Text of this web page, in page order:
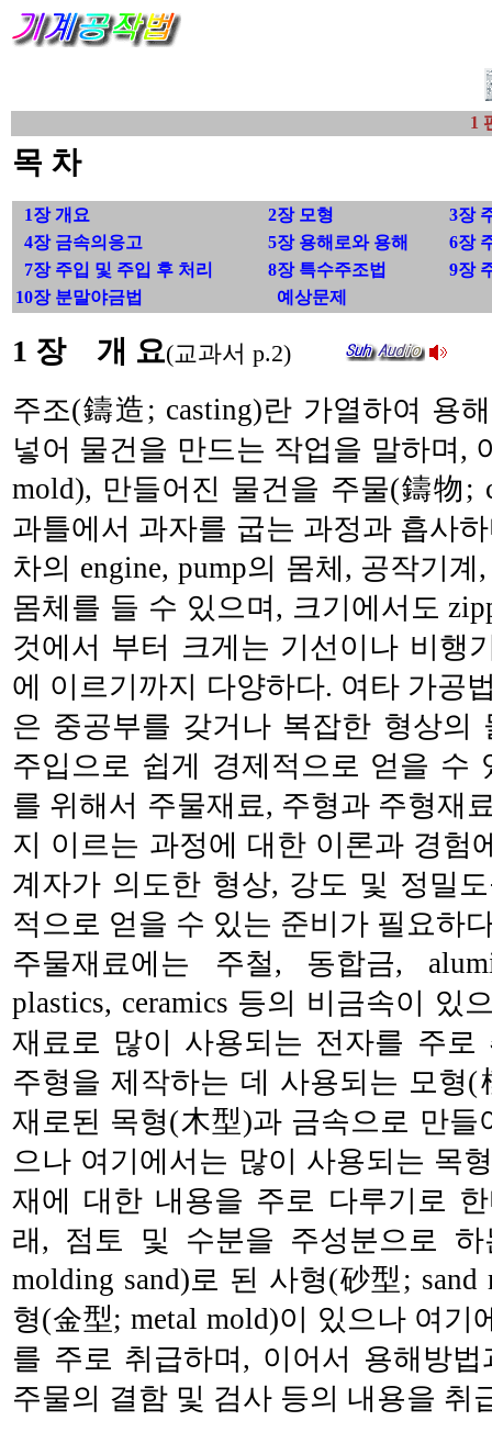
1
목 차
1장 개요 2장 모형
3장
4장 금속의응고
5장 용해로와 용해
6장
7장 주입 및 주입 후 처리
8장 특수주조법
9장
10장 분말야금법
예상문제
1 장 개 요(교과서 p.2)
주조(鑄造; casting)란 가열하여 용
넣어 물건을 만드는 작업을 말하며,
mold), 만들어진 물건을 주물(鑄物;
과틀에서 과자를 굽는 과정과 흡사
차의 engine, pump의 몸체, 공작기
몸체를 들 수 있으며, 크기에서도
것에서 부터 크게는 기선이나 비행
에 이르기까지 다양하다. 여타 가공
은 중공부를 갖거나 복잡한 형상의
주입으로 쉽게 경제적으로 얻을 수
를 위해서 주물재료, 주형과 주형재
지 이르는 과정에 대한 이론과 경험
계자가 의도한 형상, 강도 및 정밀
적으로 얻을 수 있는 준비가 필요하
주물재료에는 주철, 동합금,
plastics, ceramics 등의 비금속이 있
재료로 많이 사용되는 전자를 주로
주형을 제작하는 데 사용되는 모형(
재로된 목형(木型)과 금속으로 만
으나 여기에서는 많이 사용되는 목
재에 대한 내용을 주로 다루기로
래, 점토 및 수분을 주성분으로
molding sand)로 된 사형(砂型;
형(金型; metal mold)이 있으나 여기
를 주로 취급하며, 이어서 용해방
주물의 결함 및 검사 등의 내용을 취